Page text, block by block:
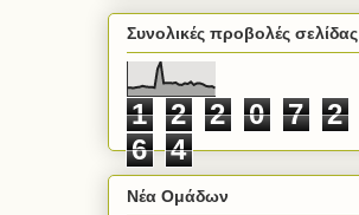
Συνολικές προβολές σελίδας
1 2 2 0 7
2
6
4
Νέα Ομάδων